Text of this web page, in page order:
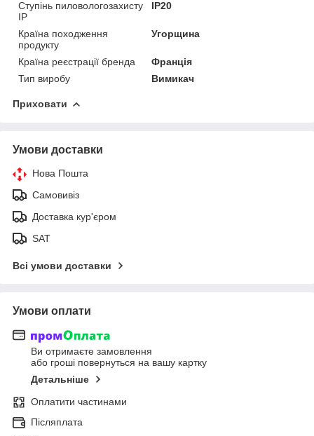
Ступінь пиловологозахисту
IP
IP20
Країна походження
продукту
Угорщина
Країна реєстрації бренда
Франція
Тип виробу
Вимикач
Приховати
Умови доставки
Нова Пошта
Самовивіз
Доставка кур'єром
SAT
Всі умови доставки
Умови оплати
Ви отримаєте замовлення
або гроші повернуться на вашу картку
Детальніше
Оплатити частинами
Післяплата